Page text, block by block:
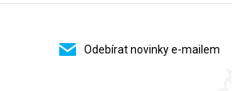
Odebírat novinky e-mailem